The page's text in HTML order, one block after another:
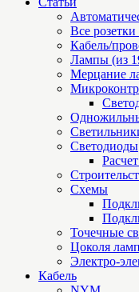
Все
Кабель/
Лампы (из
Мерцание
Светодиоды
Схемы
Точечные
Цоколя ламп
Электро-
Кабель